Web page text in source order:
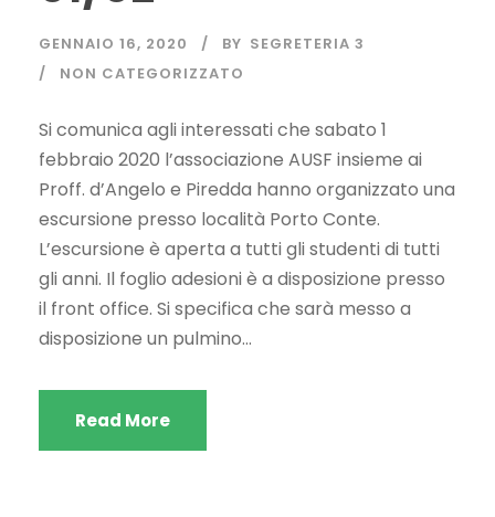
GENNAIO 16, 2020 BY SEGRETERIA 3
NON CATEGORIZZATO
Si comunica agli interessati che sabato 1
febbraio 2020 l’associazione AUSF insieme ai
Proff. d’Angelo e Piredda hanno organizzato una
escursione presso località Porto Conte.
L’escursione è aperta a tutti gli studenti di tutti
gli anni. Il foglio adesioni è a disposizione presso
il front office. Si specifica che sarà messo a
disposizione un pulmino...
Read More